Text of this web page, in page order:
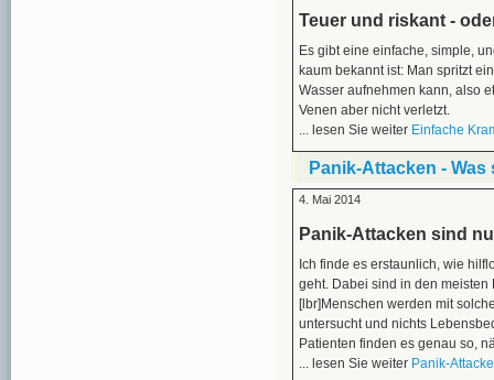
Teuer und riskant -
Es gibt eine einfache, simple,
kaum bekannt ist: Man spritzt
Wasser aufnehmen kann, also
Venen aber nicht verletzt.
... lesen Sie weiter Einfache
Panik-Attacken -
4. Mai 2014
Panik-Attacken sind
Ich finde es erstaunlich, wie
geht. Dabei sind in den meisten
[lbr]Menschen werden mit
untersucht und nichts
Patienten finden es genau so,
... lesen Sie weiter Panik-